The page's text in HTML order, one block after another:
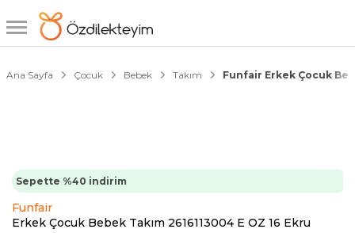
Ana Sayfa Çocuk Bebek Takım Funfair Erkek Çocuk
Sepette %40 indirim
Funfair
Erkek Çocuk Bebek Takım 2616113004 E OZ 16 Ekru
1/6